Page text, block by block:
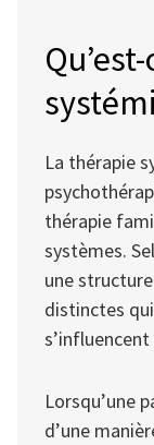
La thérapie
thérapie
systèmes.
une
distinctes
Lorsqu’une
d’une